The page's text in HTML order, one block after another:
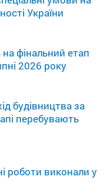
України
фінальний етап
2026 року
будівництва за
перебувають
роботи виконали у